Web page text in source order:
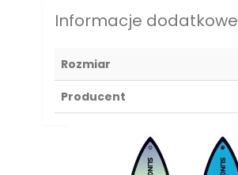
Informacje dodatkowe
Rozmiar
Producent